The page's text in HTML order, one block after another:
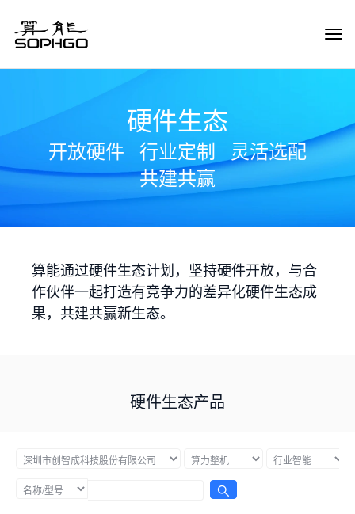
硬件生态
开放硬件 行业定制
灵活选配
共建共赢
算能通过硬件生态计划，坚持硬件开放，与合
作伙伴一起打造有竞争力的差异化硬件生态成
果，共建共赢新生态。
硬件生态产品